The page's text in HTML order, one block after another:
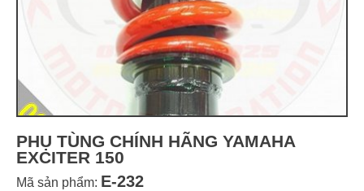
PHỤ TÙNG CHÍNH HÃNG YAMAHA
EXCITER 150
Mã sản phẩm: E-232